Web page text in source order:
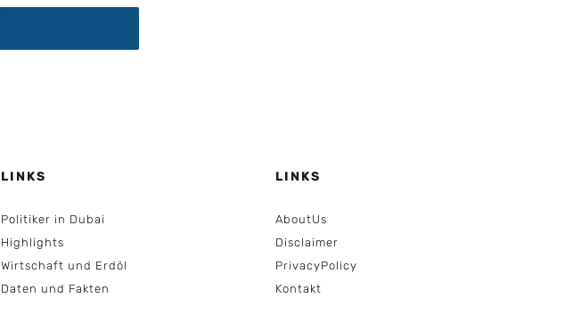
LINKS
Politiker in Dubai
Highlights
Wirtschaft und Erdöl
Daten und Fakten
LINKS
AboutUs
Disclaimer
PrivacyPolicy
Kontakt